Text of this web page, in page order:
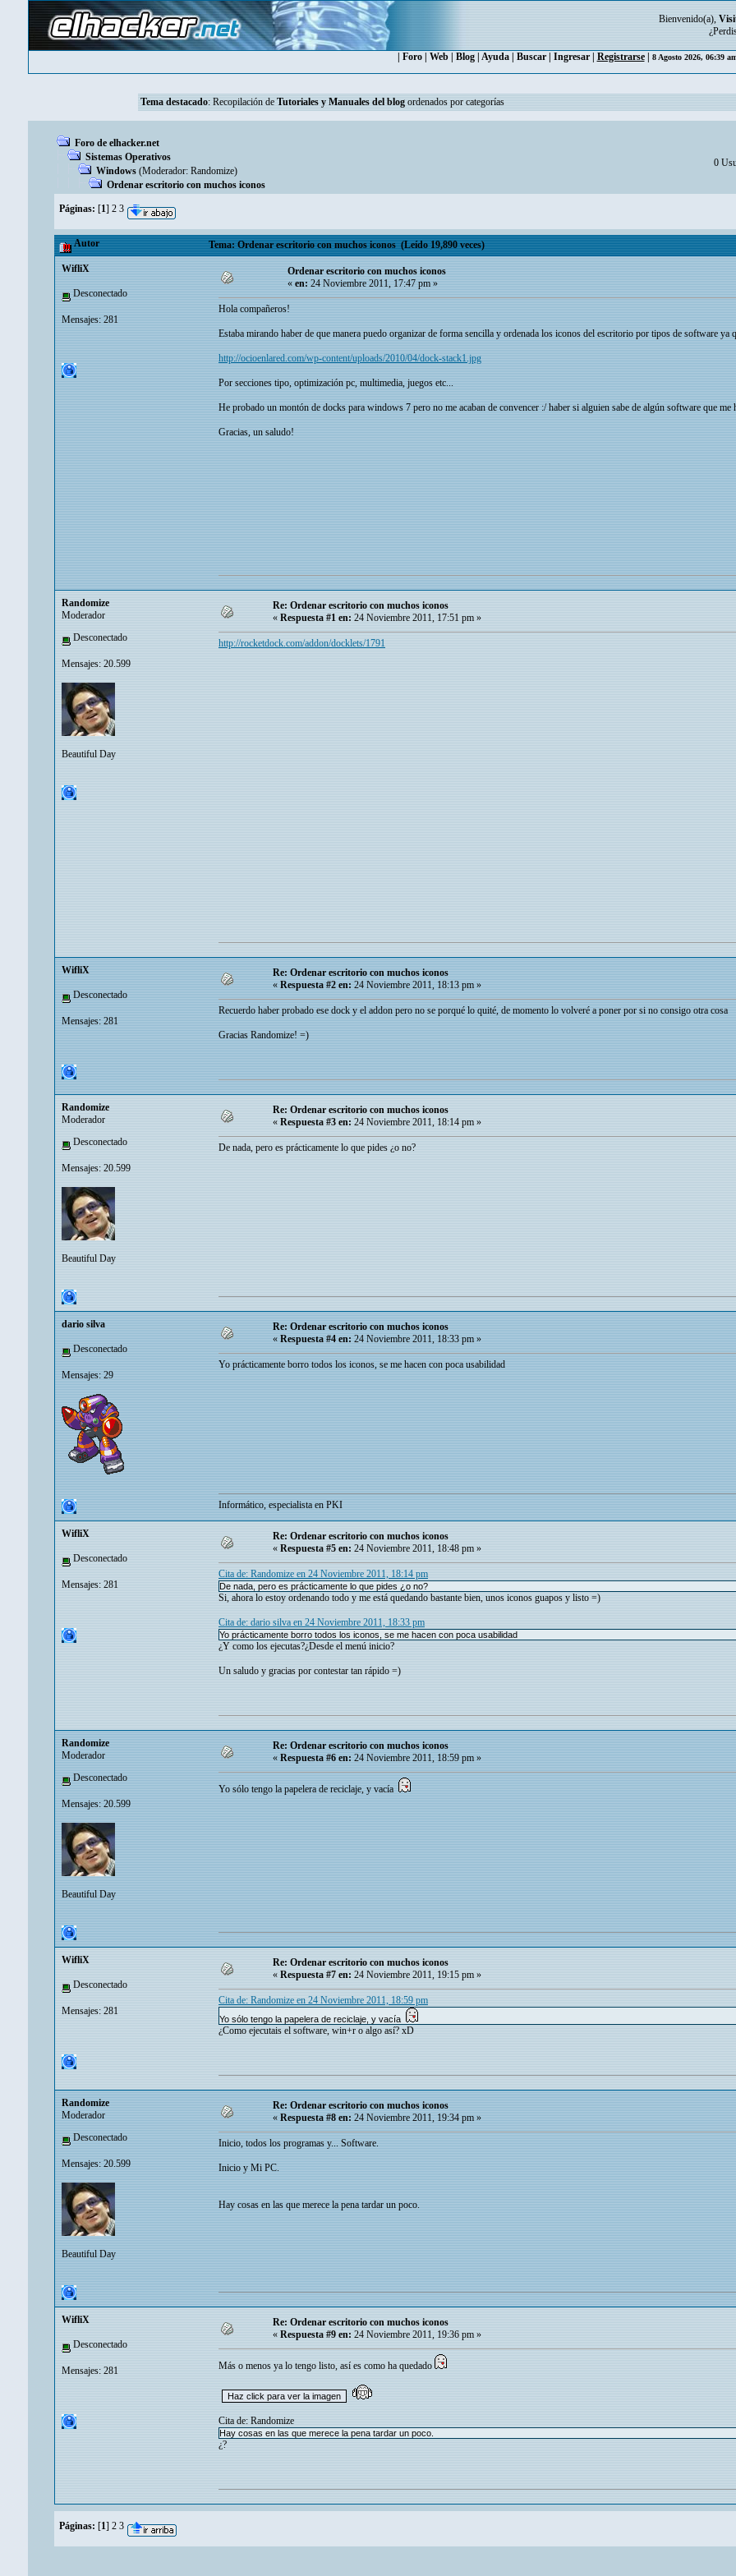
Bienvenido(a),
Foro| Web| Blog| Ayuda| Buscar| Ingresar| Registrarse| 8 Agosto 2026, 06:39
Tema destacado: Recopilación de Tutoriales y Manuales del blog ordenados por categorías
Foro de elhacker.net
Sistemas Operativos
Windows (Moderador: Randomize)
Ordenar escritorio con muchos iconos
0
Páginas: [1] 2 3
Autor Tema: Ordenar escritorio con muchos iconos (Leído 19,890 veces)
WifliX
Desconectado
Mensajes: 281
Ordenar escritorio con muchos iconos
«en:24 Noviembre 2011, 17:47 pm »
Hola compañeros!
Estaba mirando haber de que manera puedo organizar de forma sencilla y ordenada los iconos del escritorio por tipos de software
http://ocioenlared.com/wp-content/uploads/2010/04/dock-stack1.jpg
Por secciones tipo, optimización pc, multimedia, juegos etc...
He probado un montón de docks para windows 7 pero no me acaban de convencer :/ haber si alguien sabe de algún software que me
Gracias, un saludo!
Randomize
Moderador
Desconectado
Mensajes: 20.599
Beautiful Day
Re: Ordenar escritorio con muchos iconos
« Respuesta #1 en: 24 Noviembre 2011, 17:51 pm »
http://rocketdock.com/addon/docklets/1791
WifliX
Desconectado
Mensajes: 281
Re: Ordenar escritorio con muchos iconos
«Respuesta #2 en:24 Noviembre 2011, 18:13 pm »
Recuerdo haber probado ese dock y el addon pero no se porqué lo quité, de momento lo volveré a poner por si no consigo otra cosa
Gracias Randomize! =)
Randomize
Moderador
Desconectado
Mensajes: 20.599
Beautiful Day
Re: Ordenar escritorio con muchos iconos
« Respuesta #3 en: 24 Noviembre 2011, 18:14 pm »
De nada, pero es prácticamente lo que pides ¿o no?
dario silva
Desconectado
Mensajes: 29
Re: Ordenar escritorio con muchos iconos
«Respuesta #4 en:24 Noviembre 2011, 18:33 pm »
Yo prácticamente borro todos los iconos, se me hacen con poca usabilidad
Informático, especialista enPKI
WifliX
Desconectado
Mensajes: 281
Re: Ordenar escritorio con muchos iconos
« Respuesta #5 en: 24 Noviembre 2011, 18:48 pm »
Cita de: Randomize en 24 Noviembre 2011, 18:14 pm
De nada, pero es prácticamente lo que pides ¿o no?
Si, ahora lo estoy ordenando todo y me está quedando bastante bien, unos iconos guapos y listo =)
Cita de: dario silva en 24 Noviembre 2011, 18:33 pm
Yo prácticamente borro todos los iconos, se me hacen con poca usabilidad
¿Y como los ejecutas?¿Desde el menú inicio?
Un saludo y gracias por contestar tan rápido =)
Randomize
Moderador
Desconectado
Mensajes: 20.599
Beautiful Day
Re: Ordenar escritorio con muchos iconos
«Respuesta #6 en:24 Noviembre 2011, 18:59 pm »
Yo sólo tengo la papelera de reciclaje, y vacía
WifliX
Desconectado
Mensajes: 281
Re: Ordenar escritorio con muchos iconos
« Respuesta #7 en: 24 Noviembre 2011, 19:15 pm »
Cita de: Randomize en 24 Noviembre 2011, 18:59 pm
Yo sólo tengo la papelera de reciclaje, y vacía
¿Como ejecutais el software, win+r o algo así? xD
Randomize
Moderador
Desconectado
Mensajes: 20.599
Beautiful Day
Re: Ordenar escritorio con muchos iconos
«Respuesta #8 en:24 Noviembre 2011, 19:34 pm »
Inicio, todos los programas y... Software.
Inicio y Mi PC.
Hay cosas en las que merece la pena tardar un poco.
WifliX
Desconectado
Mensajes: 281
Re: Ordenar escritorio con muchos iconos
« Respuesta #9 en: 24 Noviembre 2011, 19:36 pm »
Más o menos ya lo tengo listo, así es como ha quedado
Cita de: Randomize
Hay cosas en las que merece la pena tardar un poco.
¿?
Páginas: [1] 2 3